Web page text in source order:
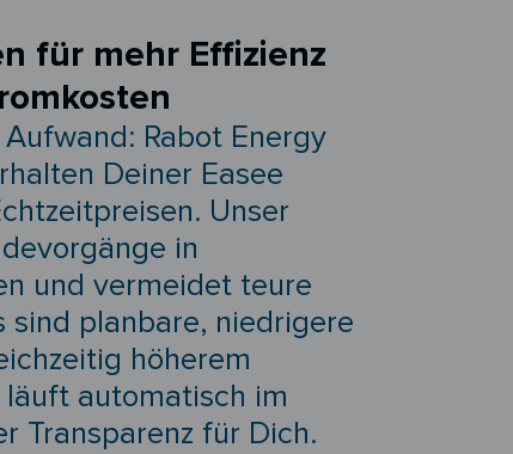
für mehr Effizienz
Rabot Energy
Deiner Easee
Unser
in
und vermeidet teure
sind planbare, niedrigere
höherem
automatisch im
Transparenz für Dich.